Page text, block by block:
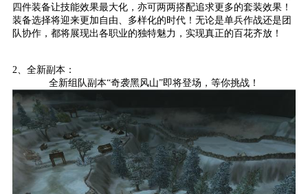
四件装备让技能效果最大化，亦可两两搭配追求更多的套装效果！
装备选择将迎来更加自由、多样化的时代！无论是单兵作战还是团
队协作，都将展现出各职业的独特魅力，实现真正的百花齐放！
2、全新副本：
全新组队副本“奇袭黑风山”即将登场，等你挑战！